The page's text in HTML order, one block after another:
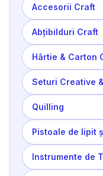
Accesorii Craft
Abțibilduri Craft
Hârtie & Carton
Seturi Creative
Quilling
Pistoale de lipit
Instrumente de